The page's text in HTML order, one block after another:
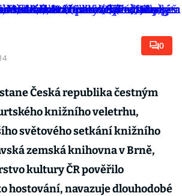
0
Česká republika čestným
knižního veletrhu,
světového setkání knižního
zemská knihovna v Brně,
kultury ČR pověřilo
hostování, navazuje dlouhodobé